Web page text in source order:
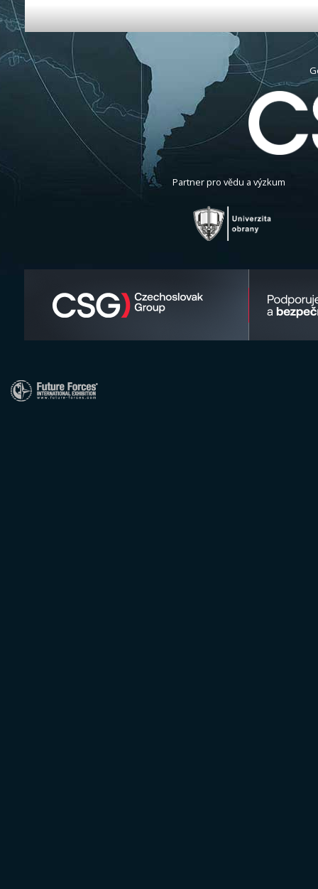
Partner pro vědu a výzkum